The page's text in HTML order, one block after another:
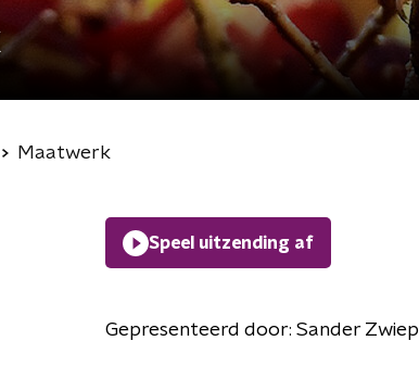
Maatwerk
Speel uitzending af
Gepresenteerd door: Sander Zwiep